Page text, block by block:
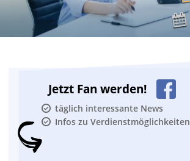
Jetzt Fan werden!
täglich interessante News
Infos zu Verdienstmöglichkeiten